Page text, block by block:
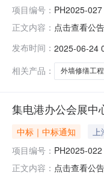
项目编号： PH2025-027
正文内容： 点击查看公
为公开招标
墙乳胶漆等以
发布时间： 2025-06-24
相关产品：
外墙修缮工程
集电港办公会展中
中标｜中标通知
项目编号： PH2025-022
正文内容： 点击查看公